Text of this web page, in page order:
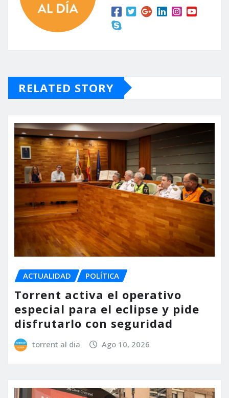
RELATED STORY
ACTUALIDAD POLÍTICA
Torrent activa el operativo
especial para el eclipse y pide
disfrutarlo con seguridad
torrent al dia Ago 10, 2026